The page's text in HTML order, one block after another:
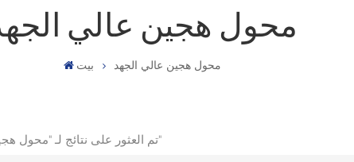
محول هجين عالي
بيت محول هجين عالي الجهد
1 تم العثور على نتائج لـ "محول هجين عالي الجهد"